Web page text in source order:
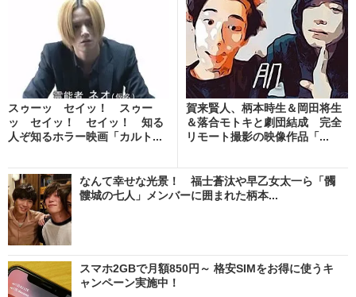
スゥーッ セイッ！ スゥー
ッ セイッ！ セイッ！ 知る
人ぞ知るホラー映画「カルト...
賀来賢人、柄本時生＆岡田将生
＆落合モトキと劇団結成 完全
リモート撮影の映像作品「...
なんて幸せな光景！ 福士蒼汰や早乙女太一ら「髑
髏城の七人」メンバーに囲まれた柄本...
スマホ2GBで月額850円～ 格安SIMをお得に使うキ
ャンペーン実施中！